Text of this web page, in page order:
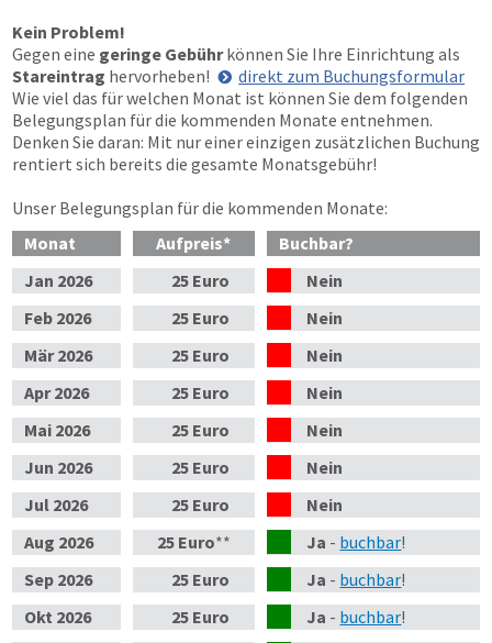
Kein Problem!
Gegen eine geringe Gebührkönnen Sie Ihre Einrichtung als
Stareintrag hervorheben!
direkt zum Buchungsformular
Wie viel das für welchen Monat ist können Sie dem folgenden
Belegungsplan für die kommenden Monate entnehmen.
Denken Sie daran: Mit nur einer einzigen zusätzlichen Buchung
rentiert sich bereits die gesamte Monatsgebühr!
Unser Belegungsplan für die kommenden Monate:
Monat
Aufpreis*
Buchbar?
Jan 2026 25 Euro
Nein
Feb 2026 25 Euro
Nein
Mär2026 25 Euro
Nein
Apr2026 25 Euro
Nein
Mai 2026 25 Euro
Nein
Jun 2026 25 Euro
Nein
Jul 2026 25 Euro
Nein
Aug 2026 25 Euro** Ja - buchbar!
Sep 2026 25 Euro Ja - buchbar!
Okt 2026 25 Euro Ja - buchbar!